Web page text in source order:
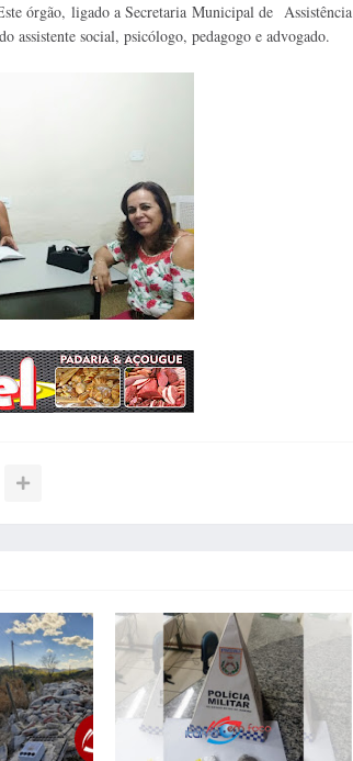
órgão, ligado a Secretaria Municipal de Assistência
assistente social, psicólogo, pedagogo e advogado.